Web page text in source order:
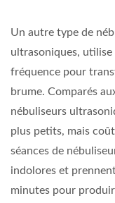
Un autre type de
ultrasoniques,
fréquence pour
brume. Comparés
nébuliseurs
plus petits, mais
séances de
indolores et
minutes pour